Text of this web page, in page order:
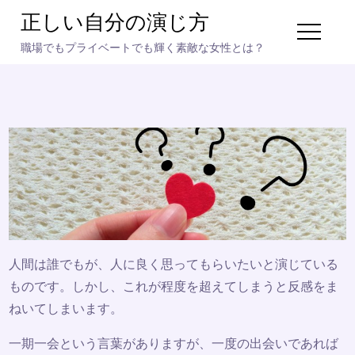
Skip
content
正しい自分の演じ方
職場でもプライベートでも輝く素敵な女性とは？
人間は誰でもが、人に良く思ってもらいたいと演じている
ものです。しかし、これが程度を超えてしまうと反感をま
ねいてしまいます。
一期一会という言葉がありますが、一度の出会いであれば